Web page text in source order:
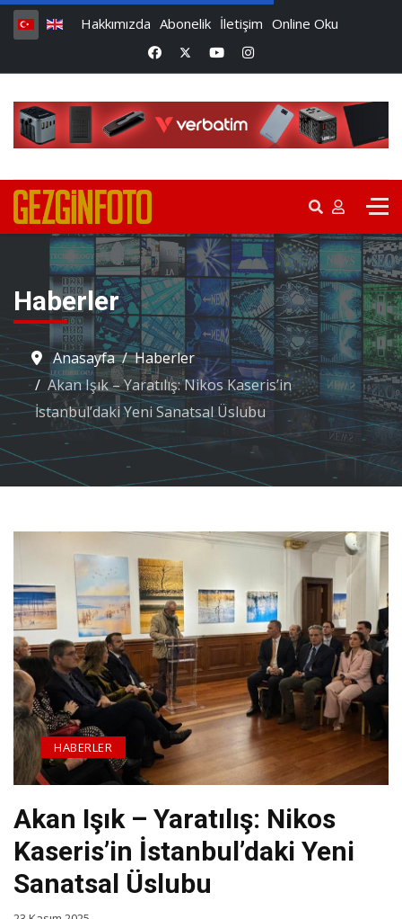
Hakkımızda Abonelik İletişim Online Oku
Haberler
Anasayfa
Haberler
Akan Işık – Yaratılış: Nikos Kaseris’in
İstanbul’daki Yeni Sanatsal Üslubu
Akan Işık – Yaratılış: Nikos
Kaseris’in İstanbul’daki Yeni
Sanatsal Üslubu
HABERLER